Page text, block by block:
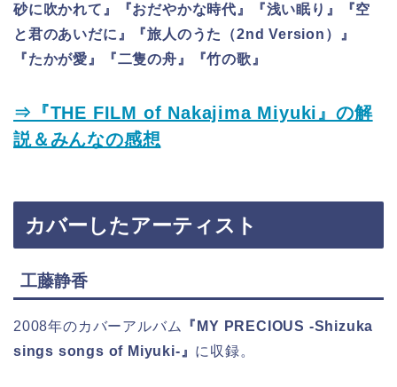
砂に吹かれて』『おだやかな時代』『浅い眠り』『空
と君のあいだに』『旅人のうた（2nd Version）』
『たかが愛』『二隻の舟』『竹の歌』
⇒『THE FILM of Nakajima Miyuki』の解
説＆みんなの感想
カバーしたアーティスト
工藤静香
2008年のカバーアルバム
『MY PRECIOUS -Shizuka
sings songs of Miyuki-』 に収録。